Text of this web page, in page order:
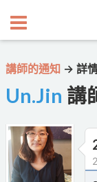
講師的通知 → 詳
Un.Jin 講